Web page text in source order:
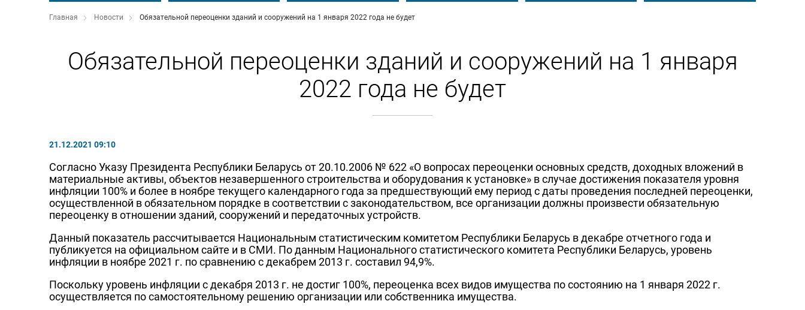
Главная Новости Обязательной переоценки зданий и сооружений на 1 января 2022 года не будет
Обязательной переоценки зданий и сооружений на 1 января
2022 года не будет
21.12.2021 09:10
Согласно Указу Президента Республики Беларусь от 20.10.2006 № 622 «О вопросах переоценки основных средств, доходных вложений в
материальные активы, объектов незавершенного строительства и оборудования к установке» в случае достижения показателя уровня
инфляции 100% и более в ноябре текущего календарного года за предшествующий ему период с даты проведения последней переоценки,
осуществленной в обязательном порядке в соответствии с законодательством, все организации должны произвести обязательную
переоценку в отношении зданий, сооружений и передаточных устройств.
Данный показатель рассчитывается Национальным статистическим комитетом Республики Беларусь в декабре отчетного года и
публикуется на официальном сайте и в СМИ. По данным Национального статистического комитета Республики Беларусь, уровень
инфляции в ноябре 2021 г. по сравнению с декабрем 2013 г. составил 94,9%.
Поскольку уровень инфляции с декабря 2013 г. не достиг 100%, переоценка всех видов имущества по состоянию на 1 января 2022 г.
осуществляется по самостоятельному решению организации или собственника имущества.